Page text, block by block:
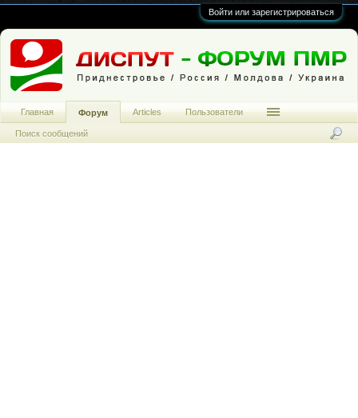
Войти или зарегистрироваться
Главная Форум
Поиск сообщений
Articles Пользователи